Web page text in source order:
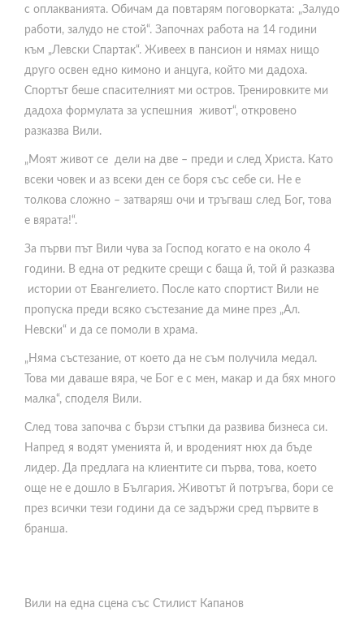
с оплакванията. Обичам да повтарям поговорката: „Залудо
работи, залудо не стой“. Започнах работа на 14 години
към „Левски Спартак“. Живеех в пансион и нямах нищо
друго освен едно кимоно и анцуга, който ми дадоха.
Спортът беше спасителният ми остров. Тренировките ми
дадоха формулата за успешния живот“, откровено
разказва Вили.
„Моят живот се дели на две – преди и след Христа. Като
всеки човек и аз всеки ден се боря със себе си. Не е
толкова сложно – затваряш очи и тръгваш след Бог, това
е вярата!“.
За първи път Вили чува за Господ когато е на около 4
години. В една от редките срещи с баща й, той й разказва
истории от Евангелието. После като спортист Вили не
пропуска преди всяко състезание да мине през „Ал.
Невски“ и да се помоли в храма.
„Няма състезание, от което да не съм получила медал.
Това ми даваше вяра, че Бог е с мен, макар и да бях много
малка“, споделя Вили.
След това започва с бързи стъпки да развива бизнеса си.
Напред я водят уменията й, и вроденият нюх да бъде
лидер. Да предлага на клиентите си първа, това, което
още не е дошло в България. Животът й потръгва, бори се
през всички тези години да се задържи сред първите в
бранша.
Вили на една сцена със Стилист Капанов